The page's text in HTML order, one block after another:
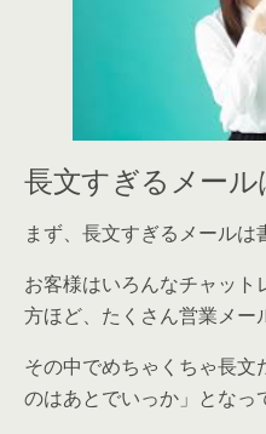
長文すぎるメー
まず、長文すぎるメールは
お客様はいろんなチャット
方ほど、たくさん営業メー
その中でめちゃくちゃ長
のはあとでいっか」となっ